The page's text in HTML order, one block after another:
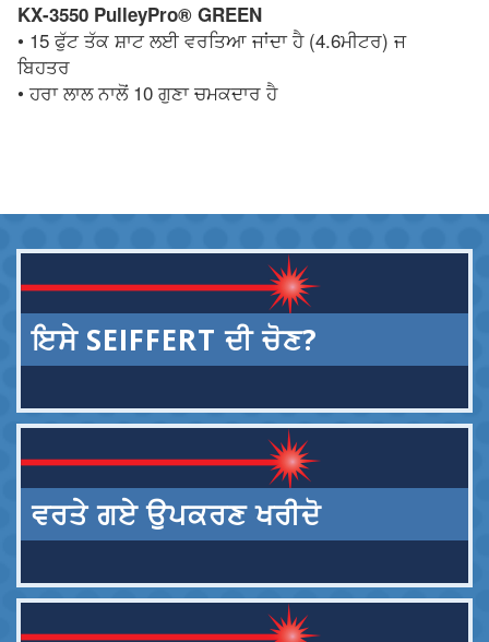
KX-3550 PulleyPro® GREEN
• 15 ਫੁੱਟ ਤੱਕ ਸ਼ਾਟ ਲਈ ਵਰਤਿਆ ਜਾਂਦਾ ਹੈ (4.6ਮੀਟਰ) ਜ
ਬਿਹਤਰ
• ਹਰਾ ਲਾਲ ਨਾਲੋਂ 10 ਗੁਣਾ ਚਮਕਦਾਰ ਹੈ
ਇਸੇ SEIFFERT ਦੀ ਚੋਣ?
ਵਰਤੇ ਗਏ ਉਪਕਰਣ ਖਰੀਦੋ